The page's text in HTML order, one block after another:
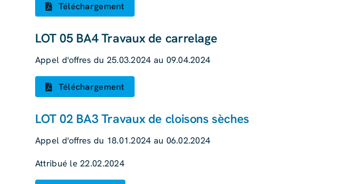
Téléchargement
LOT 05 BA4 Travaux de carrelage
Appel d'offres du 25.03.2024 au 09.04.2024
Téléchargement
LOT 02 BA3 Travaux de cloisons sèches
Appel d'offres du 18.01.2024 au 06.02.2024
Attribué le 22.02.2024